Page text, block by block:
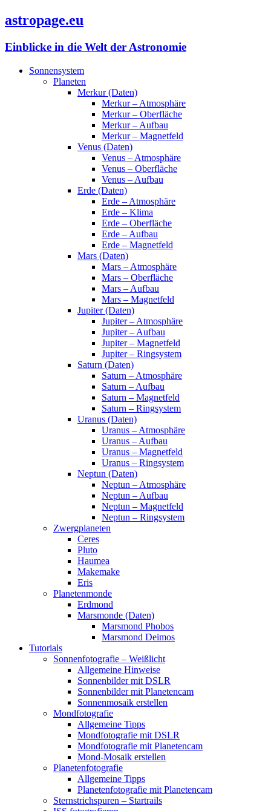
astropage.eu
Einblicke in die Welt der Astronomie
Sonnensystem
Planeten
Merkur (Daten)
Merkur – Atmosphäre
Merkur – Oberfläche
Merkur – Aufbau
Merkur – Magnetfeld
Venus (Daten)
Venus – Atmosphäre
Venus – Oberfläche
Venus – Aufbau
Erde (Daten)
Erde – Atmosphäre
Erde – Klima
Erde – Oberfläche
Erde – Aufbau
Erde – Magnetfeld
Mars (Daten)
Mars – Atmosphäre
Mars – Oberfläche
Mars – Aufbau
Mars – Magnetfeld
Jupiter (Daten)
Jupiter – Atmosphäre
Jupiter – Aufbau
Jupiter – Magnetfeld
Jupiter – Ringsystem
Saturn (Daten)
Saturn – Atmosphäre
Saturn – Aufbau
Saturn – Magnetfeld
Saturn – Ringsystem
Uranus (Daten)
Uranus – Atmosphäre
Uranus – Aufbau
Uranus – Magnetfeld
Uranus – Ringsystem
Neptun (Daten)
Neptun – Atmosphäre
Neptun – Aufbau
Neptun – Magnetfeld
Neptun – Ringsystem
Zwergplaneten
Ceres
Pluto
Haumea
Makemake
Eris
Planetenmonde
Erdmond
Marsmonde (Daten)
Marsmond Phobos
Marsmond Deimos
Tutorials
Sonnenfotografie – Weißlicht
Allgemeine Hinweise
Sonnenbilder mit DSLR
Sonnenbilder mit Planetencam
Sonnenmosaik erstellen
Mondfotografie
Allgemeine Tipps
Mondfotografie mit DSLR
Mondfotografie mit Planetencam
Mond-Mosaik erstellen
Planetenfotografie
Allgemeine Tipps
Planetenfotografie mit Planetencam
Sternstrichspuren – Startrails